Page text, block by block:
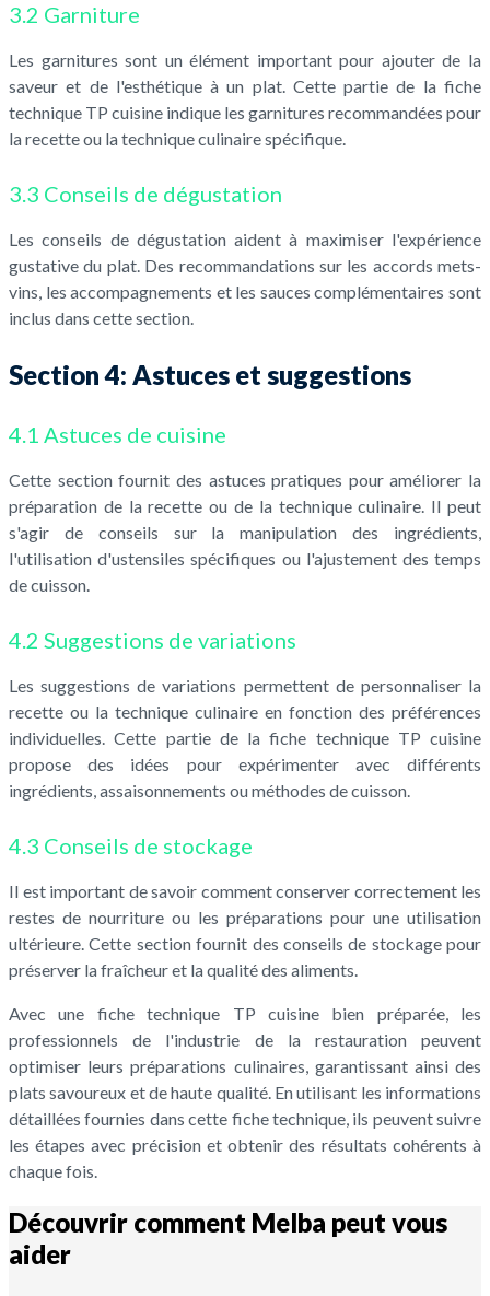
3.2 Garniture
Les garnitures sont un élément important pour ajouter de la
saveur et de l'esthétique à un plat. Cette partie de la fiche
technique TP cuisine indique les garnitures recommandées pour
la recette ou la technique culinaire spécifique.
3.3 Conseils de dégustation
Les conseils de dégustation aident à maximiser l'expérience
gustative du plat. Des recommandations sur les accords mets-
vins, les accompagnements et les sauces complémentaires sont
inclus dans cette section.
Section 4: Astuces et suggestions
4.1 Astuces de cuisine
Cette section fournit des astuces pratiques pour améliorer la
préparation de la recette ou de la technique culinaire. Il peut
s'agir de conseils sur la manipulation des ingrédients,
l'utilisation d'ustensiles spécifiques ou l'ajustement des temps
de cuisson.
4.2 Suggestions de variations
Les suggestions de variations permettent de personnaliser la
recette ou la technique culinaire en fonction des préférences
individuelles. Cette partie de la fiche technique TP cuisine
propose des idées pour expérimenter avec différents
ingrédients, assaisonnements ou méthodes de cuisson.
4.3 Conseils de stockage
Il est important de savoir comment conserver correctement les
restes de nourriture ou les préparations pour une utilisation
ultérieure. Cette section fournit des conseils de stockage pour
préserver la fraîcheur et la qualité des aliments.
Avec une fiche technique TP cuisine bien préparée, les
professionnels de l'industrie de la restauration peuvent
optimiser leurs préparations culinaires, garantissant ainsi des
plats savoureux et de haute qualité. En utilisant les informations
détaillées fournies dans cette fiche technique, ils peuvent suivre
les étapes avec précision et obtenir des résultats cohérents à
chaque fois.
Découvrir comment Melba peut vous
aider